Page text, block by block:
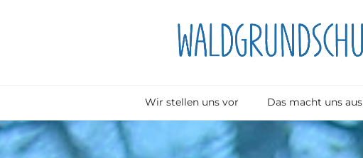
Wir stellen uns vor Das macht uns aus